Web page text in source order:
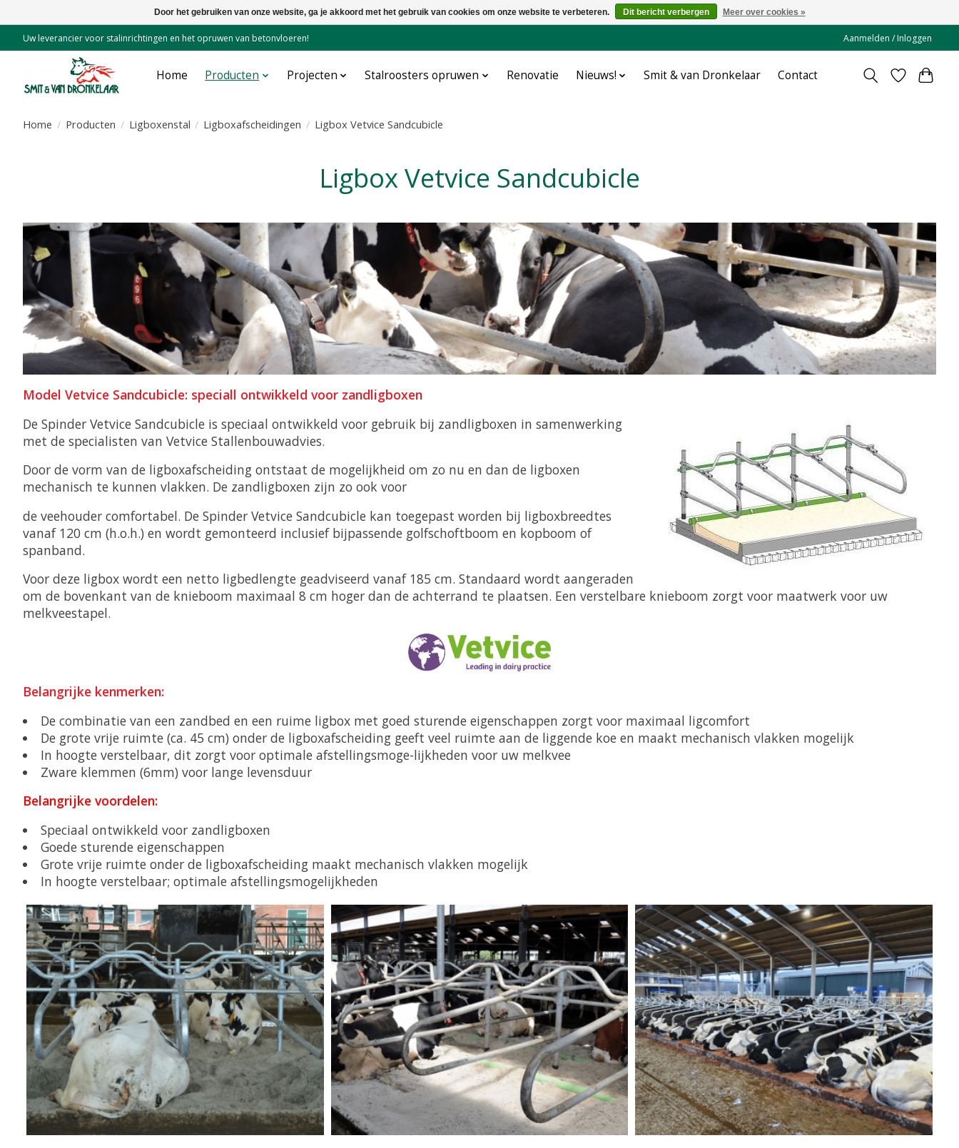
Uw leverancier voor stalinrichtingen en het opruwen van betonvloeren! Aanmelden / Inloggen
Home Producten Projecten Stalroosters opruwen Renovatie Nieuws! Smit & van Dronkelaar Contact
Home / Producten / Ligboxenstal / Ligboxafscheidingen / Ligbox Vetvice Sandcubicle
Ligbox Vetvice Sandcubicle
Model Vetvice Sandcubicle: speciall ontwikkeld voor zandligboxen
De Spinder Vetvice Sandcubicle is speciaal ontwikkeld voor gebruik bij zandligboxen in samenwerking
met de specialisten van Vetvice Stallenbouwadvies.
Door de vorm van de ligboxafscheiding ontstaat de mogelijkheid om zo nu en dan de ligboxen
mechanisch te kunnen vlakken. De zandligboxen zijn zo ook voor
de veehouder comfortabel. De Spinder Vetvice Sandcubicle kan toegepast worden bij ligboxbreedtes
vanaf 120 cm (h.o.h.) en wordt gemonteerd inclusief bijpassende golfschoftboom en kopboom of
spanband.
Voor deze ligbox wordt een netto ligbedlengte geadviseerd vanaf 185 cm. Standaard wordt aangeraden
om de bovenkant van de knieboom maximaal 8 cm hoger dan de achterrand te plaatsen. Een verstelbare knieboom zorgt voor maatwerk voor uw
melkveestapel.
Belangrijke kenmerken:
De combinatie van een zandbed en een ruime ligbox met goed sturende eigenschappen zorgt voor maximaal ligcomfort
De grote vrije ruimte (ca. 45 cm) onder de ligboxafscheiding geeft veel ruimte aan de liggende koe en maakt mechanisch vlakken mogelijk
In hoogte verstelbaar, dit zorgt voor optimale afstellingsmoge-lijkheden voor uw melkvee
Zware klemmen (6mm) voor lange levensduur
Belangrijke voordelen:
Speciaal ontwikkeld voor zandligboxen
Goede sturende eigenschappen
Grote vrije ruimte onder de ligboxafscheiding maakt mechanisch vlakken mogelijk
In hoogte verstelbaar; optimale afstellingsmogelijkheden
Door het gebruiken van onze website, ga je akkoord met het gebruik van cookies om onze website te verbeteren. Dit bericht verbergen Meer over cookies »